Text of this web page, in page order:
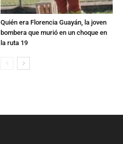
Quién era Florencia Guayán, la joven
bombera que murió en un choque en
la ruta 19